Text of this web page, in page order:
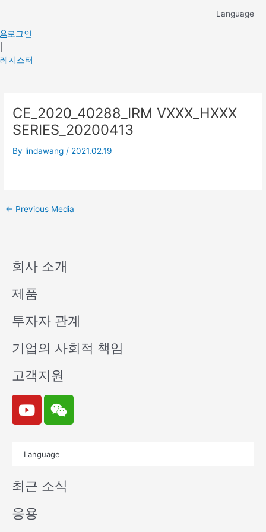
content
Language
로그인
레지스터
CE_2020_40288_IRM VXXX_HXXX
SERIES_20200413
By lindawang / 2021.02.19
navigation
← Previous Media
회사 소개
제품
투자자 관계
기업의 사회적 책임
고객지원
Y
o
u
e
W
e
i
n
Language
최근 소식
응용